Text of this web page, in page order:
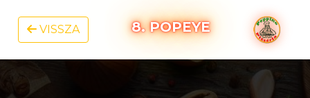
VISSZA 8. POPEYE